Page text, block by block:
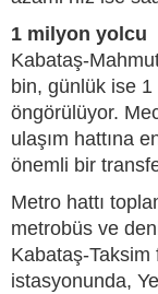
1 milyon yolcu
Kabataş-
bin, günlük ise
öngörülüyor.
ulaşım hattına
önemli bir
Metro hattı
metrobüs ve
Kabataş-Taksim
istasyonunda,